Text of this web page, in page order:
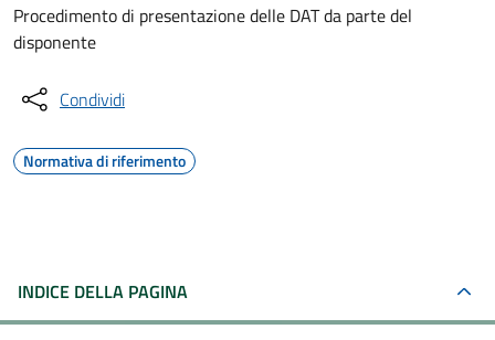
Procedimento di presentazione delle DAT da parte del
disponente
Condividi
Normativa di riferimento
INDICE DELLA PAGINA